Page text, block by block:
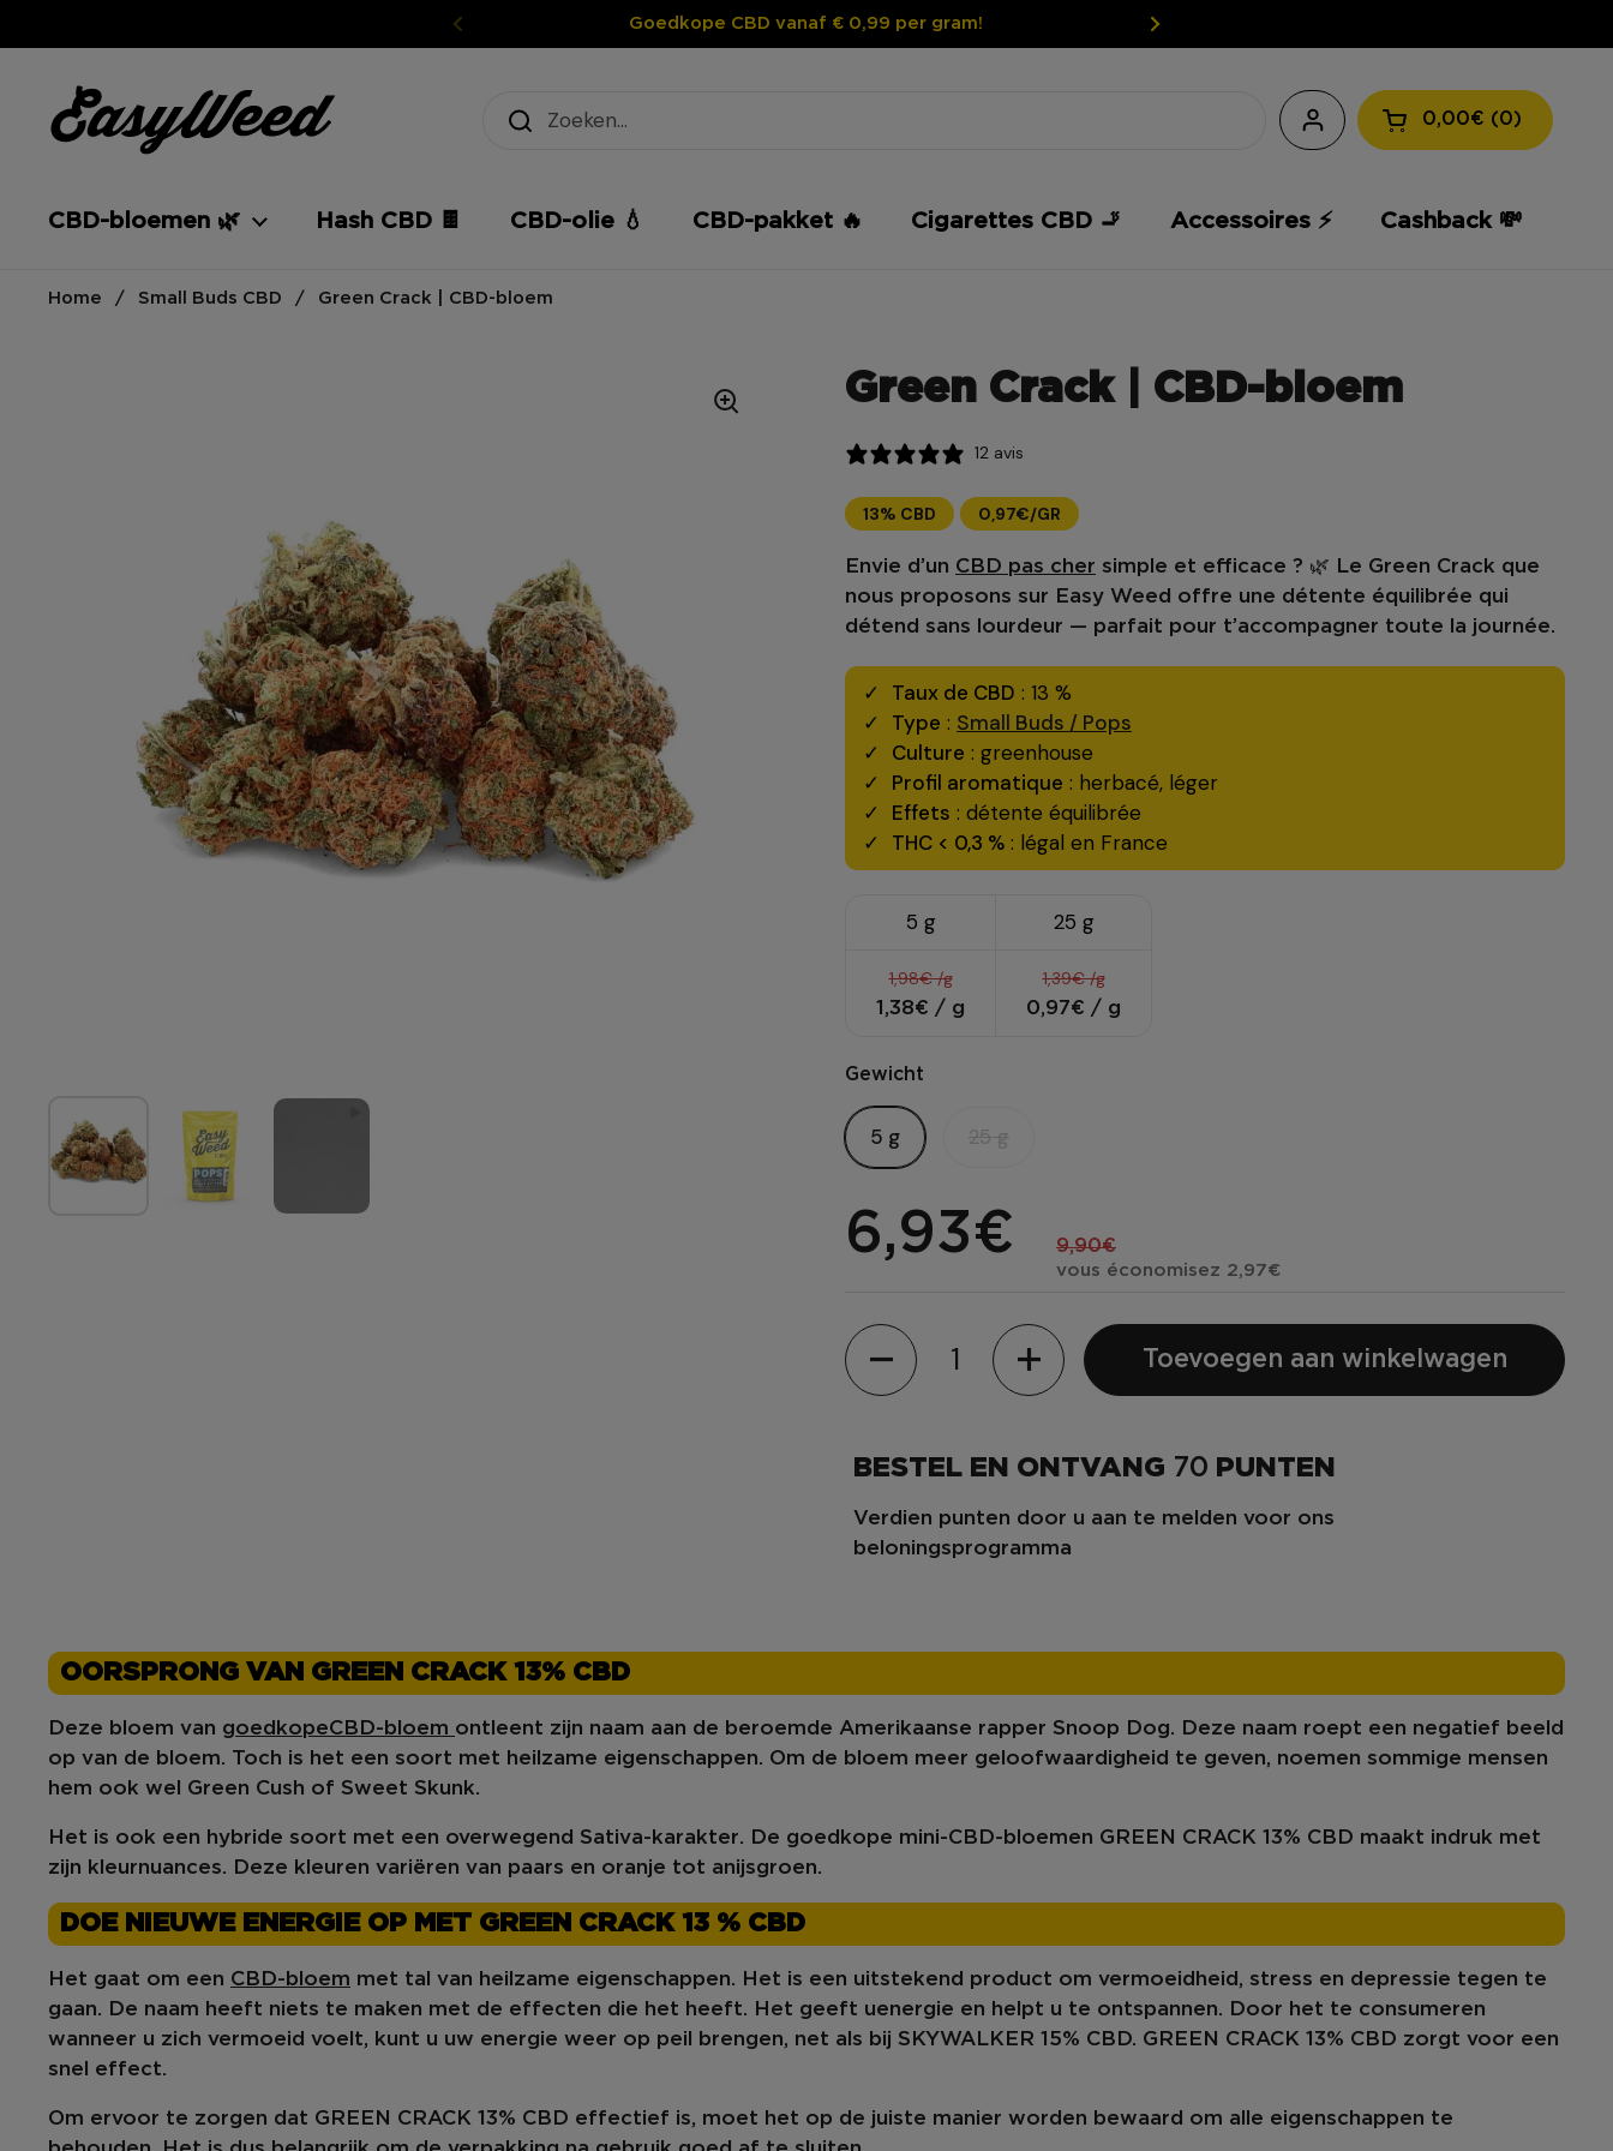
Goedkope CBD vanaf € 0,99 per gram!
Winkelmandje
0,00€ 0
CBD-bloemen 🌿 Hash CBD 🍫 CBD-olie 💧 CBD-pakket 🔥 Cigarettes CBD 🚬 Accessoires ⚡️ Cashback 💸
Home / Small Buds CBD / Green Crack | CBD-bloem
Green Crack | CBD-bloem
12 avis
13% CBD 0,97€/GR
Envie d’un CBD pas cher simple et efficace ? 🌿 Le Green Crack que
nous proposons sur
Easy Weed offre une détente équilibrée qui
détend sans lourdeur — parfait pour t’accompagner toute la journée.
Taux de CBD : 13 %
Type : Small Buds / Pops
Culture : greenhouse
Profil aromatique : herbacé, léger
Effets : détente équilibrée
THC < 0,3 % : légal en France
5 g
1,98€ /g
1,38€ / g
25 g
1,39€ /g
0,97€ / g
Gewicht
5 g 25 g
6,93€ 9,90€
vous économisez 2,97€
Hoeveelheid
Toevoegen aan winkelwagen
BESTEL EN ONTVANG 70 PUNTEN
Verdien punten door u aan te melden voor ons
beloningsprogramma
OORSPRONG VAN GREEN CRACK 13% CBD
Deze bloem van goedkopeCBD-bloem ontleent zijn naam aan de beroemde Amerikaanse rapper Snoop Dog. Deze naam roept een negatief beeld
op van de bloem. Toch is het een soort met heilzame eigenschappen. Om de bloem meer geloofwaardigheid te geven, noemen sommige mensen
hem ook wel Green Cush of Sweet Skunk.
Het is ook een hybride soort met een overwegend Sativa-karakter. De goedkope mini-CBD-bloemen GREEN CRACK 13% CBD maakt indruk met
zijn kleurnuances. Deze kleuren variëren van paars en oranje tot anijsgroen.
DOE NIEUWE ENERGIE OP MET GREEN CRACK 13 % CBD
Het gaat om een CBD-bloem met tal van heilzame eigenschappen. Het is een uitstekend product om vermoeidheid, stress en depressie tegen te
gaan. De naam heeft niets te maken met de effecten die het heeft. Het geeft uenergie en helpt u te ontspannen. Door het te consumeren
wanneer u zich vermoeid voelt, kunt u uw energie weer op peil brengen, net als bij SKYWALKER 15% CBD. GREEN CRACK 13% CBD zorgt voor een
snel effect.
Om ervoor te zorgen dat GREEN CRACK 13% CBD effectief is, moet het op de juiste manier worden bewaard om alle eigenschappen te